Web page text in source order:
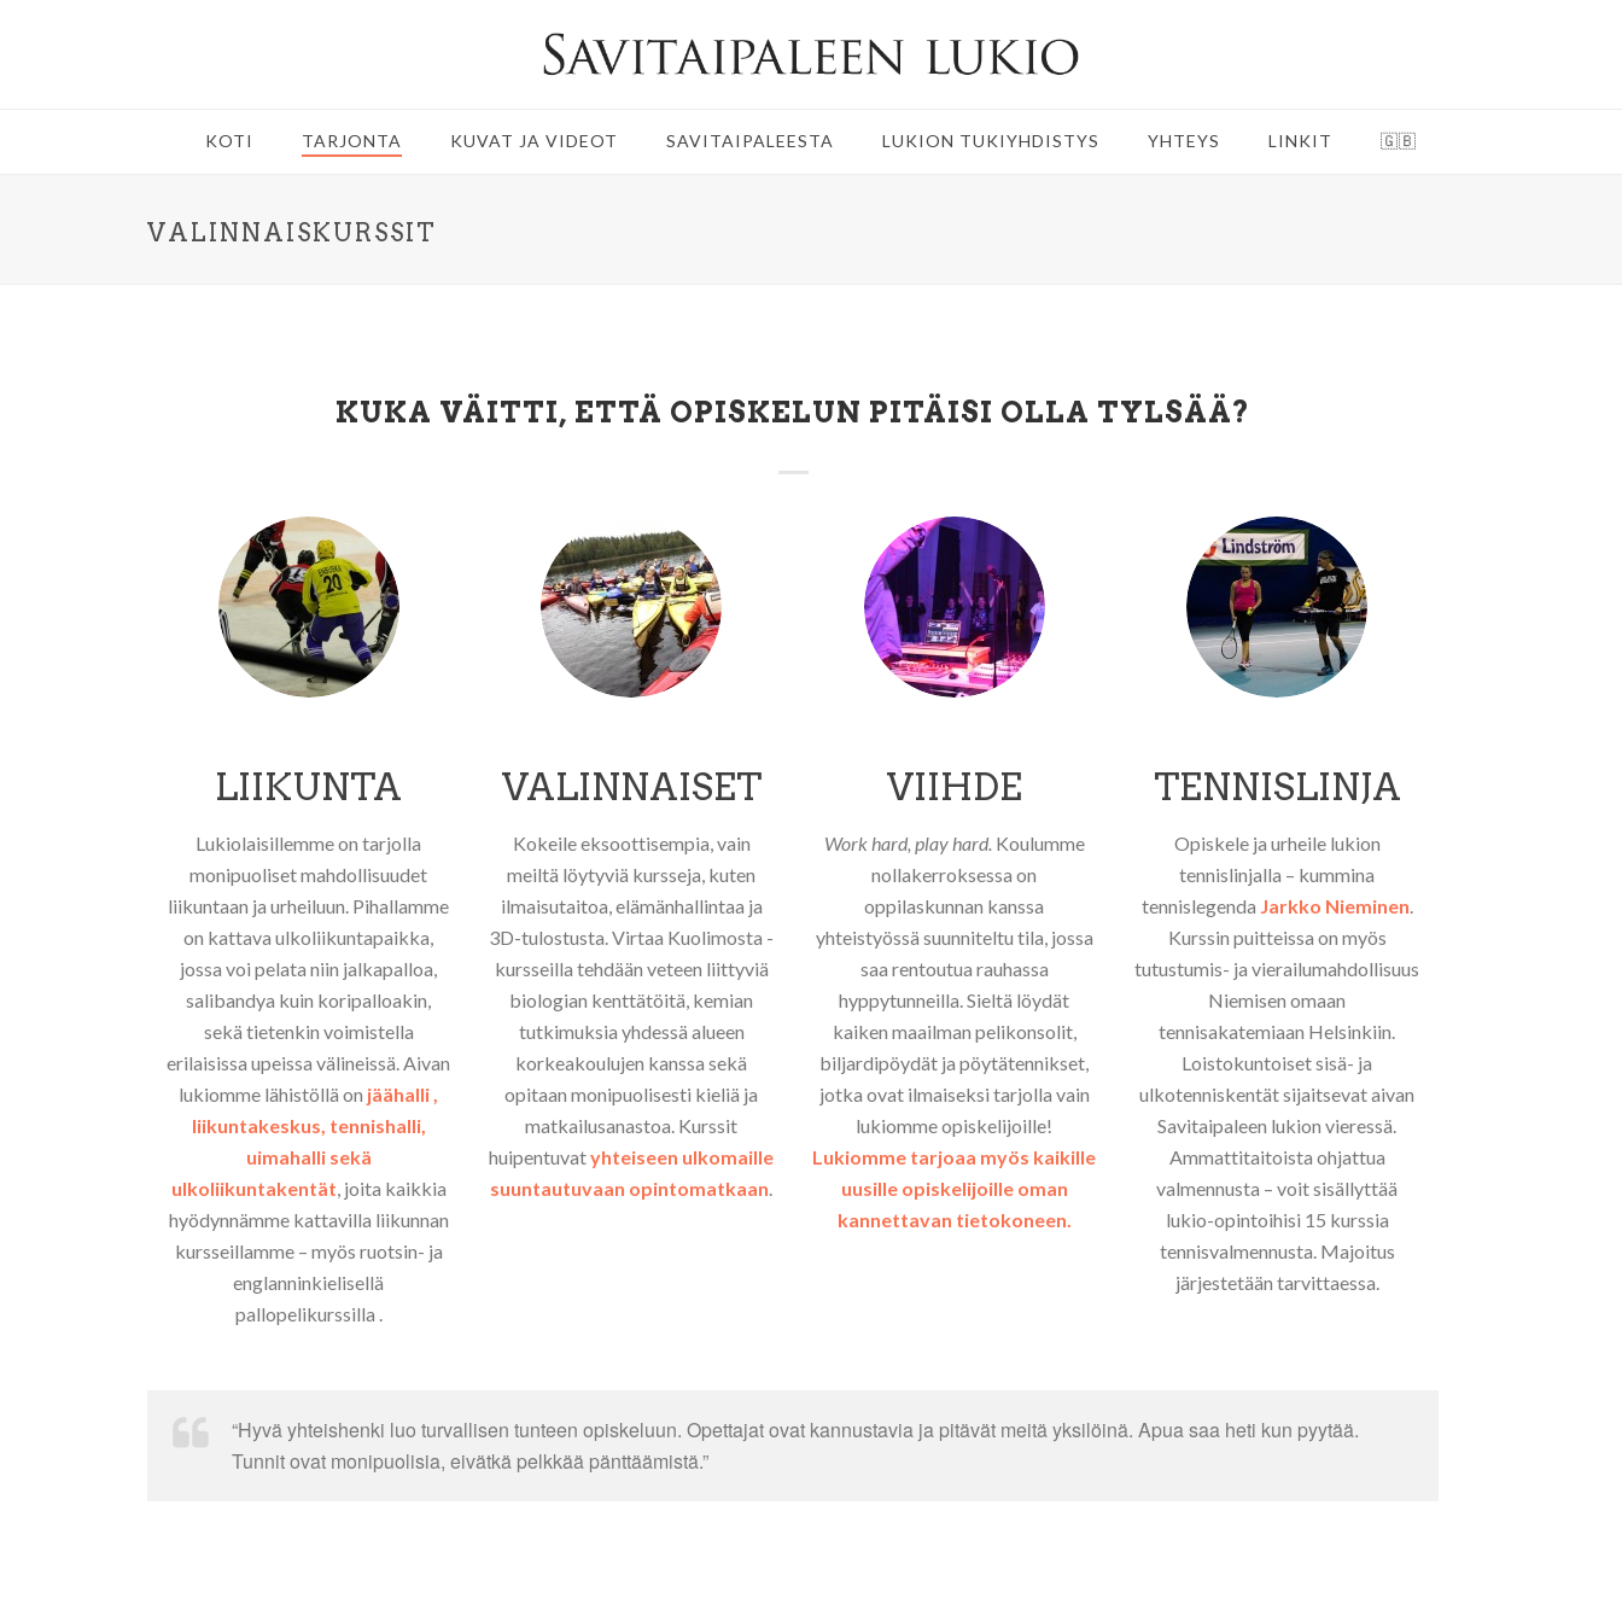
KOTI TARJONTA KUVAT JA VIDEOT SAVITAIPALEESTA LUKION TUKIYHDISTYS YHTEYS LINKIT 🇬🇧
VALINNAISKURSSIT
KUKA VÄITTI, ETTÄ OPISKELUN PITÄISI OLLA TYLSÄÄ?
LIIKUNTA
Lukiolaisillemme on tarjolla
monipuoliset mahdollisuudet
liikuntaan ja urheiluun. Pihallamme
on kattava ulkoliikuntapaikka,
jossa voi pelata niin jalkapalloa,
salibandya kuin koripalloakin,
sekä tietenkin voimistella
erilaisissa upeissa välineissä. Aivan
lukiomme lähistöllä on jäähalli ,
liikuntakeskus, tennishalli,
uimahalli sekä
ulkoliikuntakentät, joita kaikkia
hyödynnämme kattavilla liikunnan
kursseillamme – myös ruotsin- ja
englanninkielisellä
pallopelikurssilla .
VALINNAISET
Kokeile eksoottisempia, vain
meiltä löytyviä kursseja, kuten
ilmaisutaitoa, elämänhallintaa ja
3D-tulostusta. Virtaa Kuolimosta -
kursseilla tehdään veteen liittyviä
biologian kenttätöitä, kemian
tutkimuksia yhdessä alueen
korkeakoulujen kanssa sekä
opitaan monipuolisesti kieliä ja
matkailusanastoa. Kurssit
huipentuvatyhteiseen ulkomaille
suuntautuvaan opintomatkaan.
VIIHDE
Work hard, play hard. Koulumme
nollakerroksessa on
oppilaskunnan kanssa
yhteistyössä suunniteltu tila, jossa
saa rentoutua rauhassa
hyppytunneilla. Sieltä löydät
kaiken maailman pelikonsolit,
biljardipöydät ja pöytätennikset,
jotka ovat ilmaiseksi tarjolla vain
lukiomme opiskelijoille!
Lukiomme tarjoaa myös kaikille
uusille opiskelijoille oman
kannettavan tietokoneen.
TENNISLINJA
Opiskele ja urheile lukion
tennislinjalla – kummina
tennislegenda Jarkko Nieminen.
Kurssin puitteissa on myös
tutustumis- ja vierailumahdollisuus
Niemisen omaan
tennisakatemiaan Helsinkiin.
Loistokuntoiset sisä- ja
ulkotenniskentät sijaitsevat aivan
Savitaipaleen lukion vieressä.
Ammattitaitoista ohjattua
valmennusta – voit sisällyttää
lukio-opintoihisi 15 kurssia
tennisvalmennusta. Majoitus
järjestetään tarvittaessa.
“Hyvä yhteishenki luo turvallisen tunteen opiskeluun. Opettajat ovat kannustavia ja pitävät meitä yksilöinä. Apua saa heti kun pyytää.
Tunnit ovat monipuolisia, eivätkä pelkkää pänttäämistä.”